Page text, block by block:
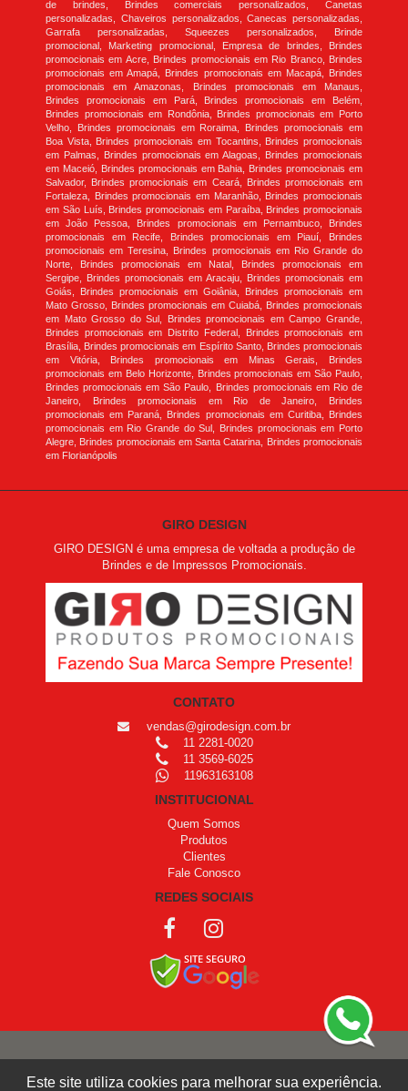
de brindes, Brindes comerciais personalizados, Canetas
personalizadas, Chaveiros personalizados, Canecas personalizadas,
Garrafa personalizadas, Squeezes personalizados, Brinde
promocional, Marketing promocional, Empresa de brindes, Brindes
promocionais em Acre, Brindes promocionais em Rio Branco, Brindes
promocionais em Amapá, Brindes promocionais em Macapá, Brindes
promocionais em Amazonas, Brindes promocionais em Manaus,
Brindes promocionais em Pará, Brindes promocionais em Belém,
Brindes promocionais em Rondônia, Brindes promocionais em Porto
Velho, Brindes promocionais em Roraima, Brindes promocionais em
Boa Vista, Brindes promocionais em Tocantins, Brindes promocionais
em Palmas, Brindes promocionais em Alagoas, Brindes promocionais
em Maceió, Brindes promocionais em Bahia, Brindes promocionais em
Salvador, Brindes promocionais em Ceará, Brindes promocionais em
Fortaleza, Brindes promocionais em Maranhão, Brindes promocionais
em São Luís, Brindes promocionais em Paraíba, Brindes promocionais
em João Pessoa, Brindes promocionais em Pernambuco, Brindes
promocionais em Recife, Brindes promocionais em Piauí, Brindes
promocionais em Teresina, Brindes promocionais em Rio Grande do
Norte, Brindes promocionais em Natal, Brindes promocionais em
Sergipe, Brindes promocionais em Aracaju, Brindes promocionais em
Goiás, Brindes promocionais em Goiânia, Brindes promocionais em
Mato Grosso, Brindes promocionais em Cuiabá, Brindes promocionais
em Mato Grosso do Sul, Brindes promocionais em Campo Grande,
Brindes promocionais em Distrito Federal, Brindes promocionais em
Brasília, Brindes promocionais em Espírito Santo, Brindes promocionais
em Vitória, Brindes promocionais em Minas Gerais, Brindes
promocionais em Belo Horizonte, Brindes promocionais em São Paulo,
Brindes promocionais em São Paulo, Brindes promocionais em Rio de
Janeiro, Brindes promocionais em Rio de Janeiro, Brindes
promocionais em Paraná, Brindes promocionais em Curitiba, Brindes
promocionais em Rio Grande do Sul, Brindes promocionais em Porto
Alegre, Brindes promocionais em Santa Catarina, Brindes promocionais
em Florianópolis
GIRO DESIGN
GIRO DESIGN é uma empresa de voltada a produção de
Brindes e de Impressos Promocionais.
CONTATO
vendas@girodesign.com.br
11 2281-0020
11 3569-6025
11963163108
INSTITUCIONAL
Quem Somos
Produtos
Clientes
Fale Conosco
REDES SOCIAIS
Este site utiliza cookies para melhorar sua experiência.